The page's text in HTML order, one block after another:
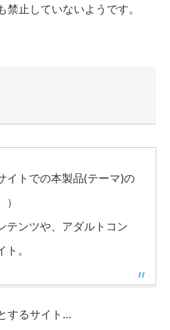
禁止していないようです。
イトでの本製品(テーマ)の
テンツや、アダルトコン
。
するサイト…